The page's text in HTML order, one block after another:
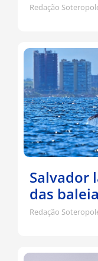
Redação
Salvador
das
Redação